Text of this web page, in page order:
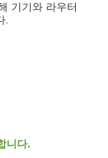
기기와 라우터
.
니다.